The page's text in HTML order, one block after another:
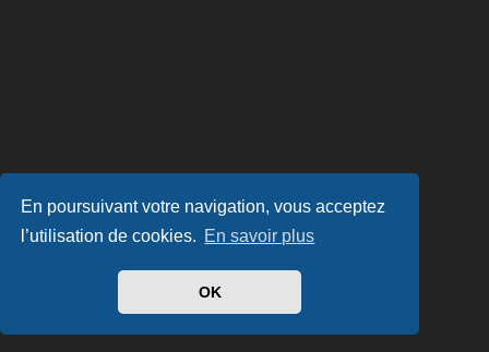
En poursuivant votre navigation, vous acceptez
l’utilisation de cookies. En savoir plus
OK